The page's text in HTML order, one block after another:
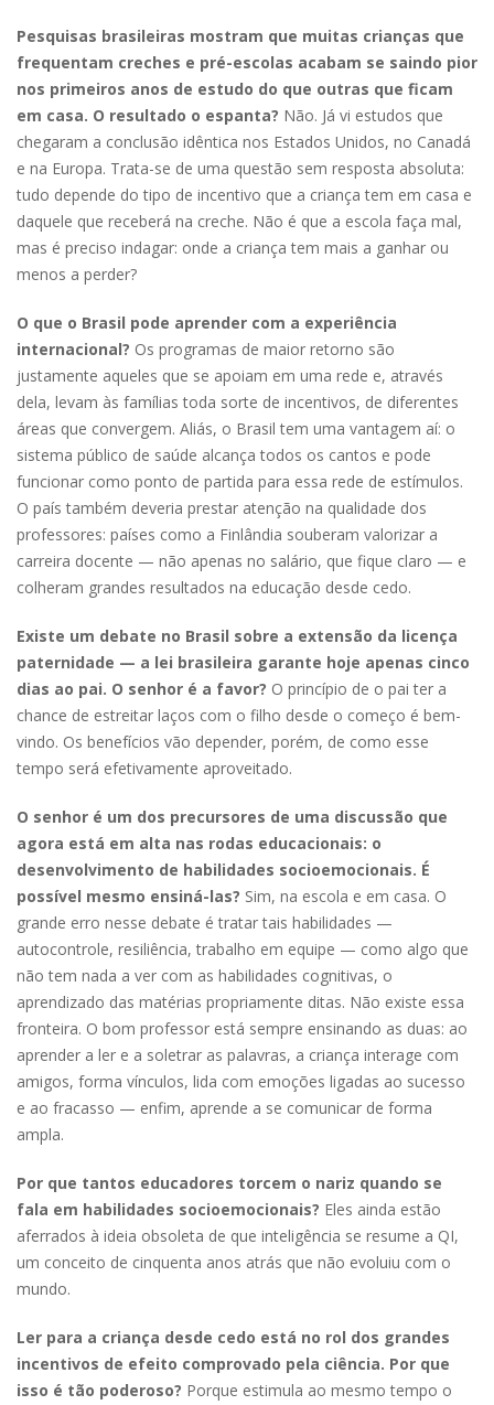
Pesquisas brasileiras mostram que muitas crianças que
frequentam creches e pré-escolas acabam se saindo pior
nos primeiros anos de estudo do que outras que ficam
em casa. O resultado o espanta? Não. Já vi estudos que
chegaram a conclusão idêntica nos Estados Unidos, no Canadá
e na Europa. Trata-se de uma questão sem resposta absoluta:
tudo depende do tipo de incentivo que a criança tem em casa e
daquele que receberá na creche. Não é que a escola faça mal,
mas é preciso indagar: onde a criança tem mais a ganhar ou
menos a perder?
O que o Brasil pode aprender com a experiência
internacional? Os programas de maior retorno são
justamente aqueles que se apoiam em uma rede e, através
dela, levam às famílias toda sorte de incentivos, de diferentes
áreas que convergem. Aliás, o Brasil tem uma vantagem aí: o
sistema público de saúde alcança todos os cantos e pode
funcionar como ponto de partida para essa rede de estímulos.
O país também deveria prestar atenção na qualidade dos
professores: países como a Finlândia souberam valorizar a
carreira docente — não apenas no salário, que fique claro — e
colheram grandes resultados na educação desde cedo.
Existe um debate no Brasil sobre a extensão da licença
paternidade — a lei brasileira garante hoje apenas cinco
dias ao pai. O senhor é a favor? O princípio de o pai ter a
chance de estreitar laços com o filho desde o começo é bem-
vindo. Os benefícios vão depender, porém, de como esse
tempo será efetivamente aproveitado.
O senhor é um dos precursores de uma discussão que
agora está em alta nas rodas educacionais: o
desenvolvimento de habilidades so­cioemo­cio­nais. É
possível mesmo ensiná-las? Sim, na escola e em casa. O
grande erro nesse debate é tratar tais habilidades —
autocontrole, resiliência, trabalho em equipe — como algo que
não tem nada a ver com as habilidades cognitivas, o
aprendizado das matérias propriamente ditas. Não existe essa
fronteira. O bom professor está sempre ensinando as duas: ao
aprender a ler e a soletrar as palavras, a criança interage com
amigos, forma vínculos, lida com emoções ligadas ao sucesso
e ao fracasso — enfim, aprende a se comunicar de forma
ampla.
Por que tantos educadores torcem o nariz quando se
fala em habilidades socioemocionais? Eles ainda estão
aferrados à ideia obsoleta de que inteligência se resume a QI,
um conceito de cinquenta anos atrás que não evoluiu com o
mundo.
Ler para a criança desde cedo está no rol dos grandes
incentivos de efeito comprovado pela ciência. Por que
isso é tão poderoso? Porque estimula ao mesmo tempo o